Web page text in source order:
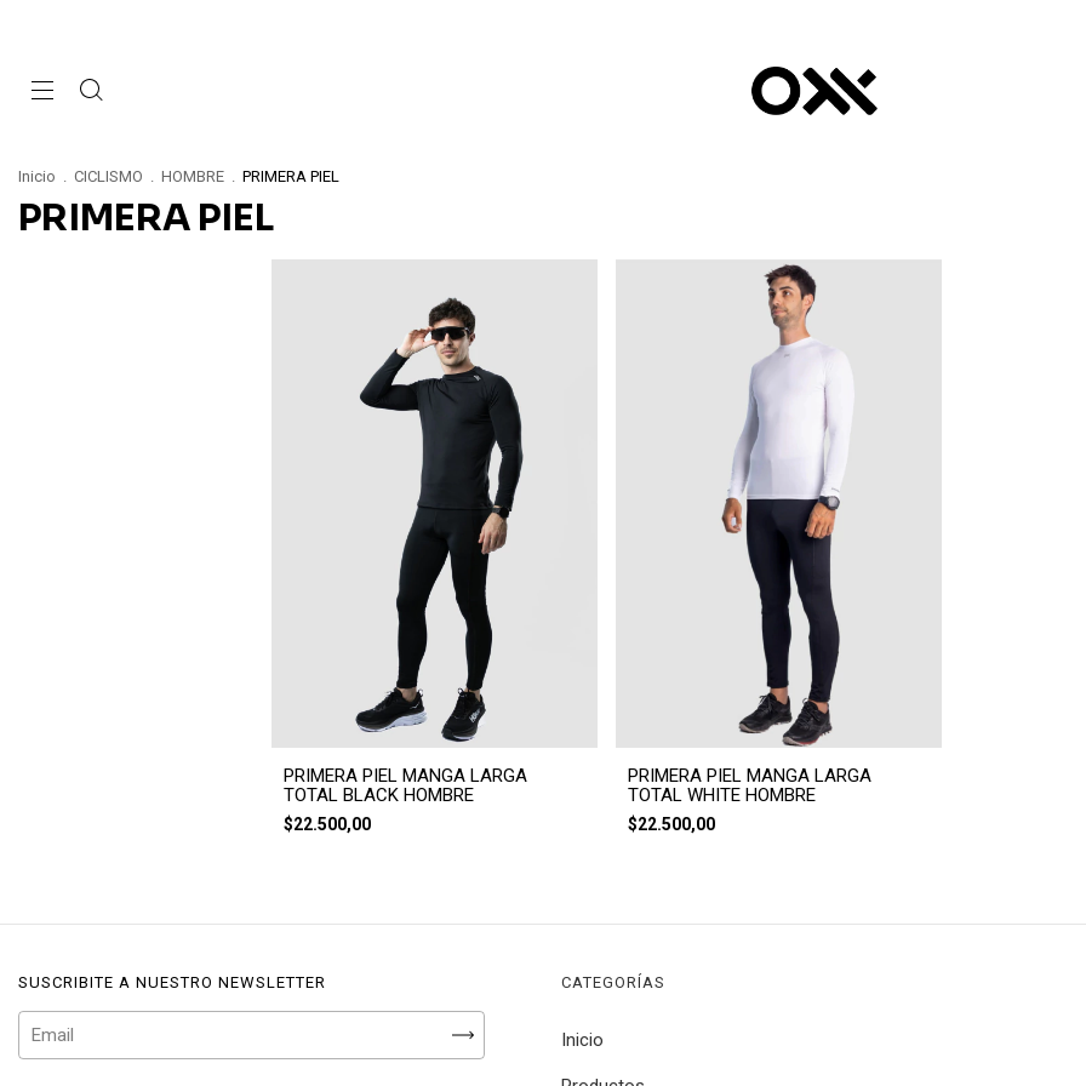
Inicio . CICLISMO . HOMBRE . PRIMERA PIEL
PRIMERA PIEL
PRIMERA PIEL MANGA LARGA
TOTAL BLACK HOMBRE
$22.500,00
PRIMERA PIEL MANGA LARGA
TOTAL WHITE HOMBRE
$22.500,00
SUSCRIBITE A NUESTRO NEWSLETTER CATEGORÍAS
Inicio